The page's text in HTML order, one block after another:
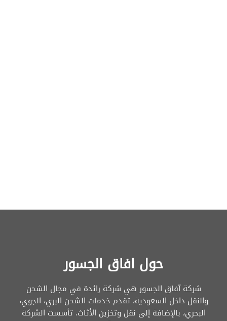
حول افاق الجسور
شركة آفاق الجسور هي شركة رائدة في مجال الشحن
والنقل داخل السعودية، تقدم خدمات الشحن البري، الجوي،
البحري، بالإضافة إلى نقل وتخزين الأثاث. تأسست الشركة